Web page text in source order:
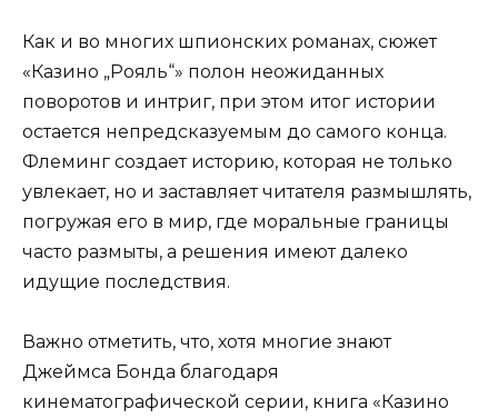
Как и во многих шпионских романах, сюжет
«Казино „Рояль“» полон неожиданных
поворотов и интриг, при этом итог истории
остается непредсказуемым до самого конца.
Флеминг создает историю, которая не только
увлекает, но и заставляет читателя размышлять,
погружая его в мир, где моральные границы
часто размыты, а решения имеют далеко
идущие последствия.
Важно отметить, что, хотя многие знают
Джеймса Бонда благодаря
кинематографической серии, книга «Казино